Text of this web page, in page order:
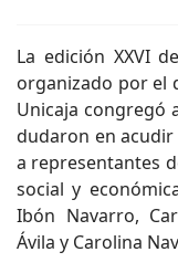
La edición XXVI
organizado por el
Unicaja congregó
dudaron en
a representantes
social y
Ibón Navarro,
Ávila y Carolina